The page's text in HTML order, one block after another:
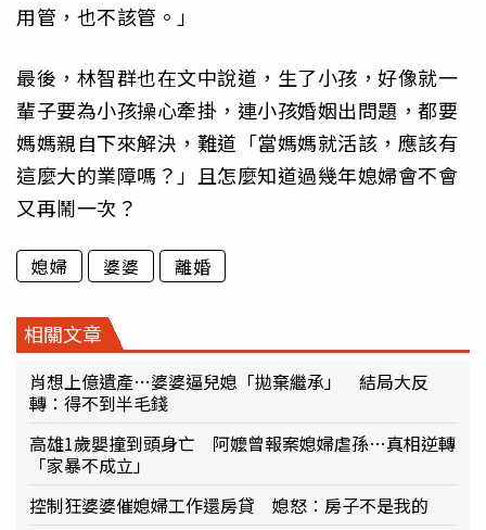
用管，也不該管。」
最後，林智群也在文中說道，生了小孩，好像就一
輩子要為小孩操心牽掛，連小孩婚姻出問題，都要
媽媽親自下來解決，難道「當媽媽就活該，應該有
這麼大的業障嗎？」且怎麼知道過幾年媳婦會不會
又再鬧一次？
媳婦 婆婆 離婚
相關文章
肖想上億遺產…婆婆逼兒媳「拋棄繼承」 結局大反
轉：得不到半毛錢
高雄1歲嬰撞到頭身亡 阿嬤曾報案媳婦虐孫…真相逆轉
「家暴不成立」
控制狂婆婆催媳婦工作還房貸 媳怒：房子不是我的